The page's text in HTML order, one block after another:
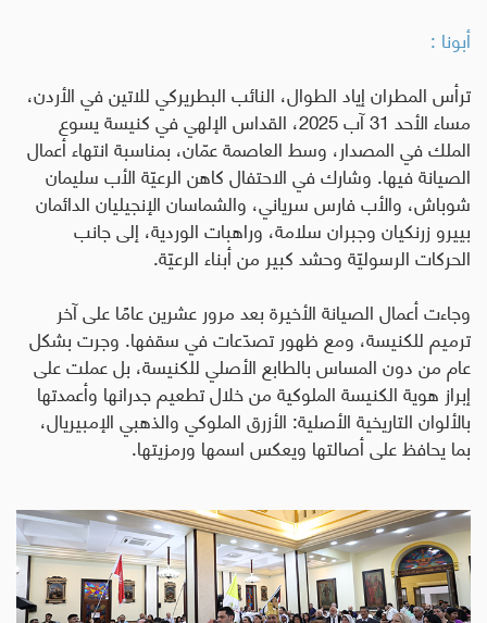
أبونا :
ترأس المطران إياد الطوال، النائب البطريركي للاتين في الأردن،
مساء الأحد 31 آب 2025، القداس الإلهي في كنيسة يسوع
الملك في المصدار، وسط العاصمة عمّان، بمناسبة انتهاء أعمال
الصيانة فيها. وشارك في الاحتفال كاهن الرعيّة الأب سليمان
شوباش، والأب فارس سرياني، والشماسان الإنجيليان الدائمان
بييرو زرنكيان وجبران سلامة، وراهبات الوردية، إلى جانب
الحركات الرسوليّة وحشد كبير من أبناء الرعيّة.
وجاءت أعمال الصيانة الأخيرة بعد مرور عشرين عامًا على آخر
ترميم للكنيسة، ومع ظهور تصدّعات في سقفها. وجرت بشكل
عام من دون المساس بالطابع الأصلي للكنيسة، بل عملت على
إبراز هوية الكنيسة الملوكية من خلال تطعيم جدرانها وأعمدتها
بالألوان التاريخية الأصلية: الأزرق الملوكي والذهبي الإمبيريال،
بما يحافظ على أصالتها ويعكس اسمها ورمزيتها.